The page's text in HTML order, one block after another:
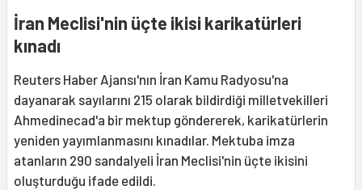
İran Meclisi'nin üçte ikisi karikatürleri
kınadı
Reuters Haber Ajansı'nın İran Kamu Radyosu'na
dayanarak sayılarını 215 olarak bildirdiği milletvekilleri
Ahmedinecad'a bir mektup göndererek, karikatürlerin
yeniden yayımlanmasını kınadılar. Mektuba imza
atanların 290 sandalyeli İran Meclisi'nin üçte ikisini
oluşturduğu ifade edildi.